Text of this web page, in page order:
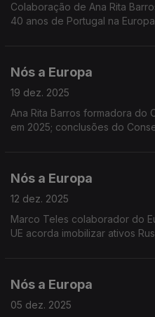
Colaboração de Ana Rita
40 anos de Portugal na
Nós a Europa
19 dez. 2025
Ana Rita Barros formadora do
em 2025; conclusões do
Nós a Europa
12 dez. 2025
Marco Teles colaborador do
UE acorda imobilizar ativos
Nós a Europa
05 dez. 2025